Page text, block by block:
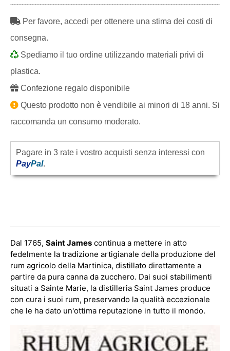
Per favore, accedi per ottenere una stima dei costi di
consegna.
Spediamo il tuo ordine utilizzando materiali privi di
plastica.
Confezione regalo disponibile
Questo prodotto non è vendibile ai minori di 18 anni. Si
raccomanda un consumo moderato.
Pagare in 3 rate i vostro acquisti senza interessi con
PayPal.
Dal 1765, Saint James continua a mettere in atto
fedelmente la tradizione artigianale della produzione del
rum agricolo della Martinica, distillato direttamente a
partire da pura canna da zucchero. Dai suoi stabilimenti
situati a Sainte Marie, la distilleria Saint James produce
con cura i suoi rum, preservando la qualità eccezionale
che le ha dato un'ottima reputazione in tutto il mondo.